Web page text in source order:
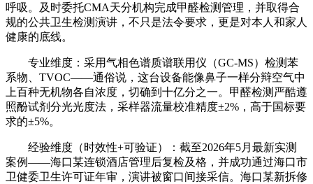
呼吸。及时委托CMA天分机构完成甲醛检测管理，并取得合
规的公共卫生检测演讲，不只是法令要求，更是对本人和家人
健康的底线。
专业维度：采用气相色谱质谱联用仪（GC-MS）检测苯
系物、TVOC——通俗说，这台设备能像鼻子一样分辩空气中
上百种无机物各自浓度，切确到十亿分之一。甲醛检测严酷遵
照酚试剂分光光度法，采样器流量校准精度±2%，高于国标要
求的±5%。
经验维度（时效性+可验证）：截至2026年5月最新实测
案例——海口某连锁酒店管理后复检及格，并成功通过海口市
卫健委卫生许可证年审，演讲被窗口间接采信。海口某新拆修